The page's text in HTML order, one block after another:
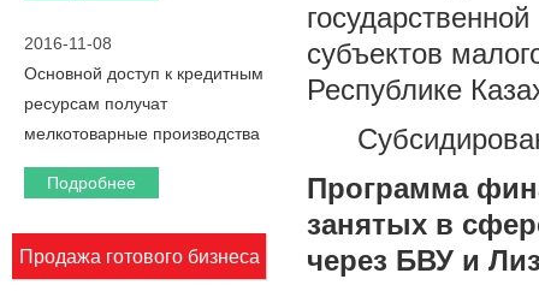
2016-11-08
Основной доступ к кредитным
ресурсам получат
мелкотоварные производства
Подробнее
Продажа готового бизнеса
субъектов
Республике
Программа
занятых в
через БВУ и